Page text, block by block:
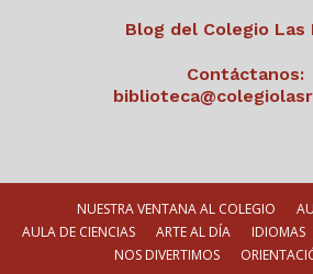
Blog del Colegio Las
Contáctanos:
NUESTRA VENTANA AL COLEGIO
AULA DE CIENCIAS
ARTE AL DÍA IDIOMAS
NOS DIVERTIMOS